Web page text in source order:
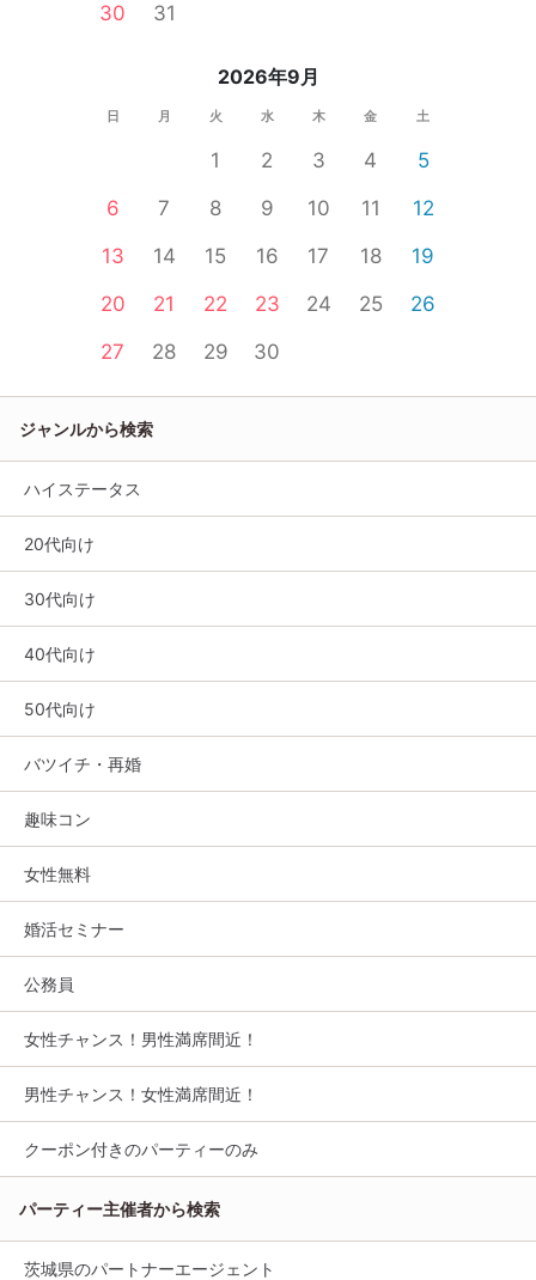
30
31
2026年9月
日 月 火 水 木 金 土
1 2 3 4
5
6
7 8 9 10 11
12
13
14 15 16 17 18
19
20
21 22 23 24 25
26
27
28 29 30
ジャンルから検索
ハイステータス
20代向け
30代向け
40代向け
50代向け
バツイチ・再婚
趣味コン
女性無料
婚活セミナー
公務員
女性チャンス！男性満席間近！
男性チャンス！女性満席間近！
クーポン付きのパーティーのみ
パーティー主催者から検索
茨城県のパートナーエージェント